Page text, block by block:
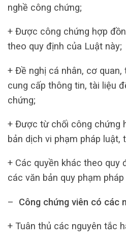
nghề công chứng;
+ Được công chứng hợp
theo quy định của Luật này;
+ Đề nghị cá nhân, cơ
cung cấp thông tin, tài liệu
chứng;
+ Được từ chối công chứng
bản dịch vi phạm pháp luật,
+ Các quyền khác theo quy
các văn bản quy phạm
– Công chứng viên có các
+ Tuân thủ các nguyên tắc